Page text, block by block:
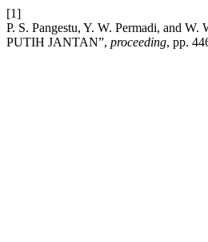
[1]
P. S. Pangestu, Y. W. Permadi,
PUTIH JANTAN”, proceeding, pp.